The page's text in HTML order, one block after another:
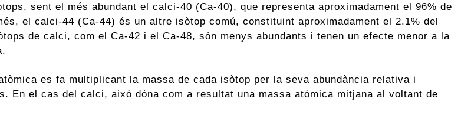
sent el més abundant el calci-40 (Ca-40), que representa aproximadament el 96% de
el calci-44 (Ca-44) és un altre isòtop comú, constituint aproximadament el 2.1% del
de calci, com el Ca-42 i el Ca-48, són menys abundants i tenen un efecte menor a la
es fa multiplicant la massa de cada isòtop per la seva abundància relativa i
En el cas del calci, això dóna com a resultat una massa atòmica mitjana al voltant de